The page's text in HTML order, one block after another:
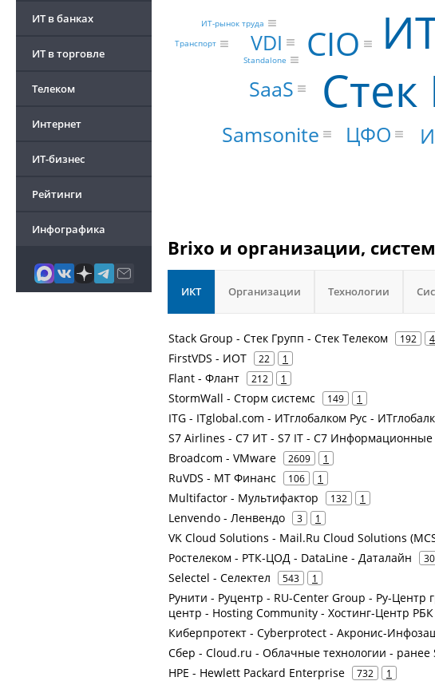
ИТ в банках
ИТ в торговле
Телеком
Интернет
ИТ-бизнес
Рейтинги
Инфографика
Стек
CIO
Samsonite
VDI
SaaS
ЦФО
Standalone
ИТ-рынок труда
Транспорт
Brixo и организации,
ИКТ Организации Технологии
Stack Group - Стек Групп - Стек Телеком 192 4
FirstVDS - ИОТ 22 1
Flant - Флант 212 1
StormWall - Сторм системс 149 1
ITG - ITglobal.com - ИТглобалком Рус -
S7 Airlines - С7 ИТ - S7 IT - С7 Информационные
Broadcom - VMware 2609 1
RuVDS - МТ Финанс 106 1
Multifactor - Мультифактор 132 1
Lenvendo - Ленвендо 3 1
VK Cloud Solutions - Mail.Ru Cloud Solutions
Ростелеком - РТК-ЦОД - DataLine - Даталайн
Selectel - Селектел 543 1
Рунити - Руцентр - RU-Center Group - Ру-
центр - Hosting Community - Хостинг-Центр
Киберпротект - Cyberprotect - Акронис-
Сбер - Cloud.ru - Облачные технологии - ранее
HPE - Hewlett Packard Enterprise 732 1